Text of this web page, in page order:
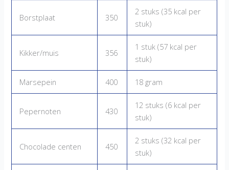
Borstplaat 350
2 stuks (35 kcal per
stuk)
Kikker/muis 356
1 stuk (57 kcal per
stuk)
Marsepein 400 18 gram
Pepernoten 430
12 stuks (6 kcal per
stuk)
Chocolade centen 450
2 stuks (32 kcal per
stuk)